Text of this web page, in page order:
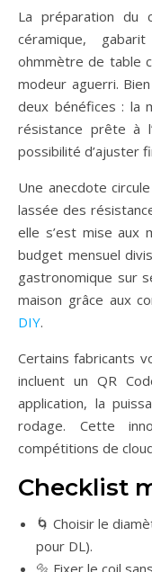
La préparation du
céramique,
ohmmètre de table
modeur aguerri.
deux bénéfices : la
résistance prête à
possibilité d’ajuster
Une anecdote
lassée des
elle s’est mise aux
budget mensuel
gastronomique sur
maison grâce aux
DIY.
Certains fabricants
incluent un QR
application, la
rodage. Cette
compétitions de
Checklist
🌀 Choisir le
pour DL).
🔩 Fixer le coil